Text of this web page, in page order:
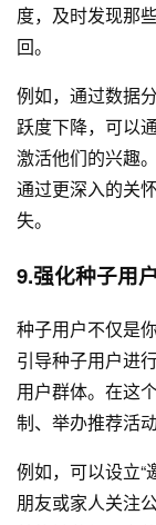
度，及时发现那
回。
例如，通过数据
跃度下降，可以
激活他们的兴趣
通过更深入的关
失。
9.强化种子用
种子用户不仅是
引导种子用户进
用户群体。在这
制、举办推荐活
例如，可以设立“
朋友或家人关注